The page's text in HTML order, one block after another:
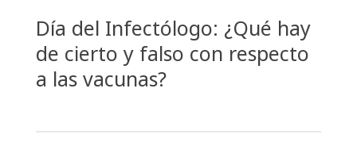
Día del Infectólogo: ¿Qué hay
de cierto y falso con respecto
a las vacunas?